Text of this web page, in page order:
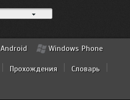
Android Windows Phone
Прохождения Словарь